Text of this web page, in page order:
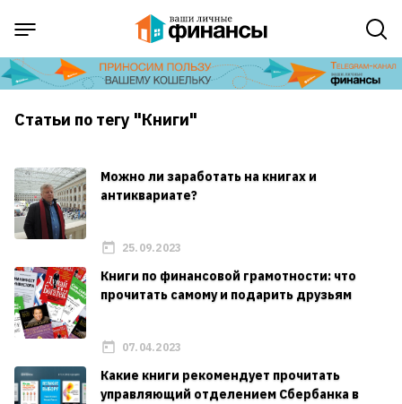
Статьи по тегу "Книги"
Можно ли заработать на книгах и
антиквариате?
25.09.2023
Книги по финансовой грамотности: что
прочитать самому и подарить друзьям
07.04.2023
Какие книги рекомендует прочитать
управляющий отделением Сбербанка в